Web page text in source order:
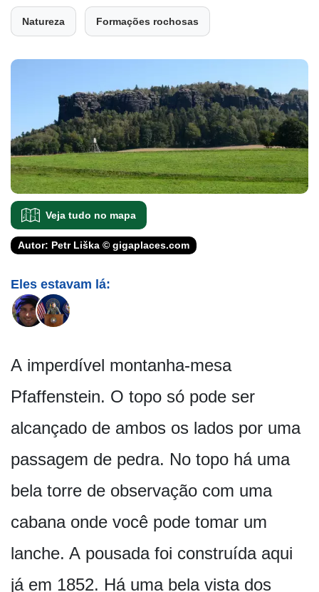
Natureza Formações rochosas
Veja tudo no mapa
Autor: Petr Liška © gigaplaces.com
Eles estavam lá:
A imperdível montanha-mesa
Pfaffenstein. O topo só pode ser
alcançado de ambos os lados por uma
passagem de pedra. No topo há uma
bela torre de observação com uma
cabana onde você pode tomar um
lanche. A pousada foi construída aqui
já em 1852. Há uma bela vista dos